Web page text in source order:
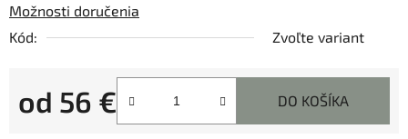
Možnosti doručenia
Kód:
Zvoľte variant
od 56 €
Jednotková cena:
DO KOŠÍKA